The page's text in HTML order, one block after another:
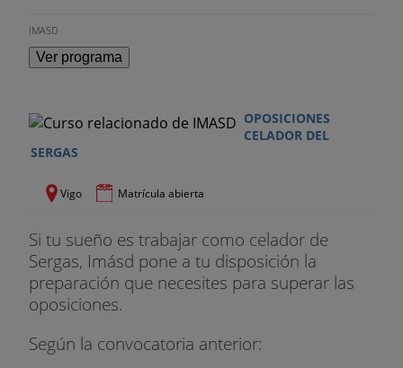
IMASD
Ver programa
OPOSICIONES
CELADOR DEL
SERGAS
Vigo Matrícula abierta
Si tu sueño es trabajar como celador de
Sergas, Imásd pone a tu disposición la
preparación que necesites para superar las
oposiciones.
Según la convocatoria anterior: